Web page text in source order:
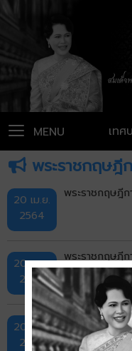
เทศ
MENU
พระราชกฤษฎี
20 เม.ย.
2564
พระราชกฤษฎี
20 เม.ย.
2564
พระราชกฤษฎีก
2526 และที่แก้
20 เม.ย.
2564
พระราชกฤษฎีก
และเงินอื่นใน